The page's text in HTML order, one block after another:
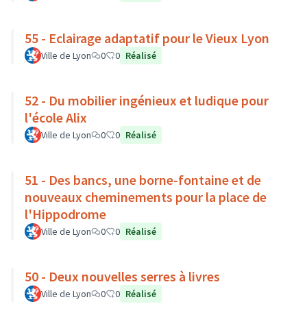
55 - Eclairage adaptatif pour le Vieux Lyon
Ville de Lyon 0 0 Réalisé
52 - Du mobilier ingénieux et ludique pour
l'école Alix
Ville de Lyon 0 0 Réalisé
51 - Des bancs, une borne-fontaine et de
nouveaux cheminements pour la place de
l'Hippodrome
Ville de Lyon 0 0 Réalisé
50 - Deux nouvelles serres à livres
Ville de Lyon 0 0 Réalisé